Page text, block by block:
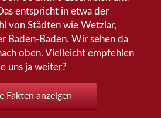
entspricht in etwa der
von Städten wie Wetzlar,
Baden-Baden. Wir sehen da
oben. Vielleicht empfehlen
uns ja weiter?
Fakten anzeigen